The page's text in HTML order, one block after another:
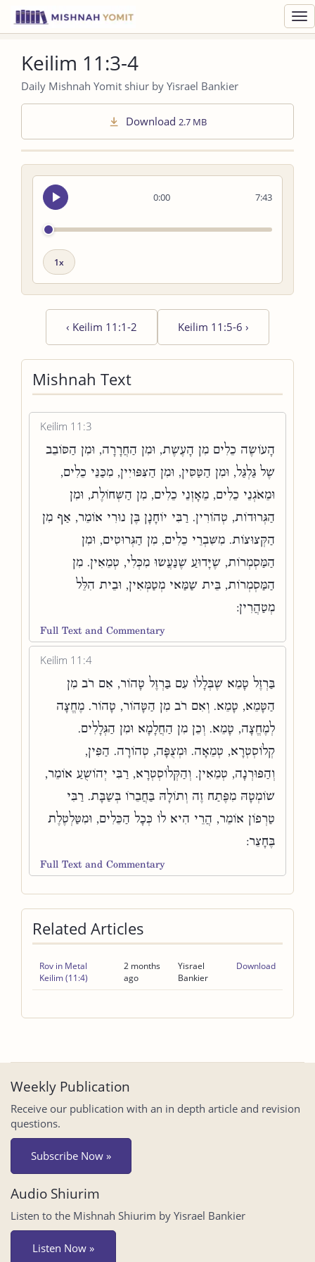
Keilim 11:3-4
Daily Mishnah Yomit shiur by Yisrael Bankier
Download 2.7 MB
0:00
Seek
audio
7:43
Playback
‹ Keilim 11:1-2 Keilim 11:5-6 ›
Mishnah Text
Keilim 11:3
הָעוֹשֶׂה כֵלִים מִן הָעֶשֶׁת, וּמִן הַחֲרָרָה, וּמִן הַסּוֹבֵב
שֶׁל גַּלְגַּל, וּמִן הַטַּסִּין, וּמִן הַצִּפּוּיִין, מִכַּנֵּי כֵלִים,
וּמֵאֹגְנֵי כֵלִים, מֵאָזְנֵי כֵלִים, מִן הַשְּׁחוֹלֶת, וּמִן
הַגְּרוּדוֹת, טְהוֹרִין. רַבִּי יוֹחָנָן בֶּן נוּרִי אוֹמֵר, אַף מִן
הַקְּצוּצוֹת. מִשִּׁבְרֵי כֵלִים, מִן הַגְּרוּטִים, וּמִן
הַמַּסְמְרוֹת, שֶׁיָּדוּעַ שֶׁנַּעֲשׂוּ מִכְּלִי, טְמֵאִין. מִן
הַמַּסְמְרוֹת, בֵּית שַׁמַּאי מְטַמְּאִין, וּבֵית הִלֵּל
מְטַהֲרִין:
Full Text and Commentary
Keilim 11:4
בַּרְזֶל טָמֵא שֶׁבְּלָלוֹ עִם בַּרְזֶל טָהוֹר, אִם רֹב מִן
הַטָּמֵא, טָמֵא. וְאִם רֹב מִן הַטָּהוֹר, טָהוֹר. מֶחֱצָה
לְמֶחֱצָה, טָמֵא. וְכֵן מִן הַחֲלָמָא וּמִן הַגְּלָלִים.
קְלוֹסְטְרָא, טְמֵאָה. וּמְצֻפָּה, טְהוֹרָה. הַפִּין,
וְהַפּוּרְנָה, טְמֵאִין. וְהַקְּלוֹסְטְרָא, רַבִּי יְהוֹשֻׁעַ אוֹמֵר,
שׁוֹמְטָהּ מִפֶּתַח זֶה וְתוֹלָהּ בַּחֲבֵרוֹ בְּשַׁבָּת. רַבִּי
טַרְפוֹן אוֹמֵר, הֲרֵי הִיא לוֹ כְּכָל הַכֵּלִים, וּמִטַּלְטֶלֶת
בֶּחָצֵר:
Full Text and Commentary
Related Articles
Rov in Metal
Keilim (11:4)
2 months
ago
Yisrael
Bankier
Download
Weekly Publication
Receive our publication with an in depth article and revision
questions.
Subscribe Now »
Audio Shiurim
Listen to the Mishnah Shiurim by Yisrael Bankier
Listen Now »